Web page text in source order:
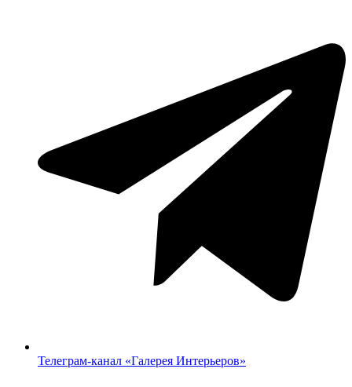
Телеграм-канал «‎Галерея Интерьеров»‎